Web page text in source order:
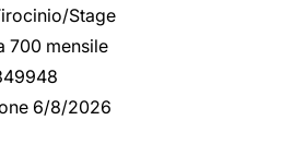
Stage
700 mensile
6/8/2026